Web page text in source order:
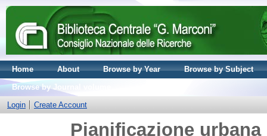
Home About Browse by Year
Browse by Subject
Browse by Journal volume
Login
Create Account
Pianificazione